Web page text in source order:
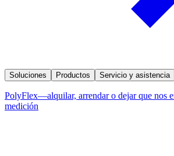
Soluciones Productos Servicio y asistencia
PolyFlex—alquilar, arrendar o dejar que nos
medición